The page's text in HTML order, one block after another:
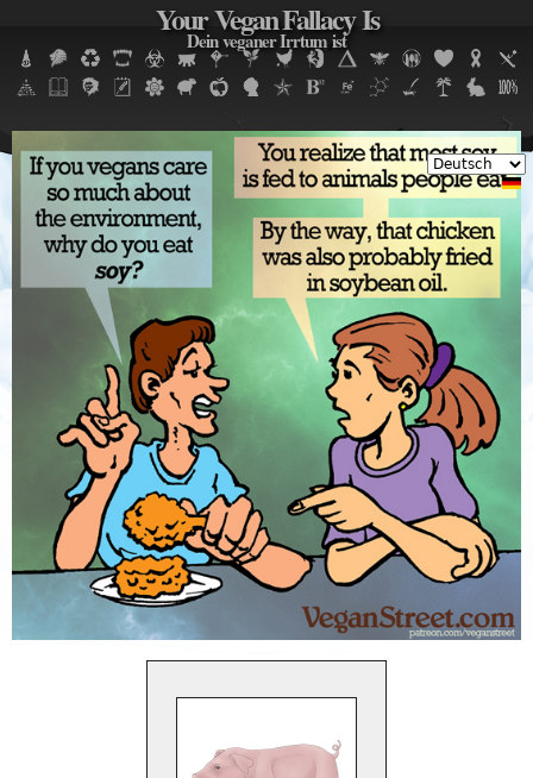
Jump to navigation
Your Vegan Fallacy Is
Dein veganer Irrtum ist